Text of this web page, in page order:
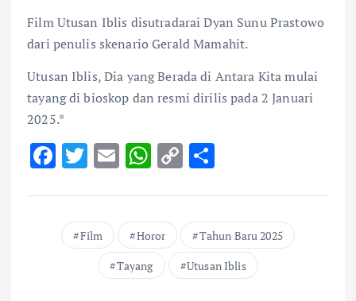
Film Utusan Iblis disutradarai Dyan Sunu Prastowo
dari penulis skenario Gerald Mamahit.
Utusan Iblis, Dia yang Berada di Antara Kita mulai
tayang di bioskop dan resmi dirilis pada 2 Januari
2025.*
F
e
b
o
T
it
te
r
E
ai
l
W
at
s
A
p
C
p
y
Li
n
ar
e
Film Horor
Tahun Baru 2025
Tayang
Utusan Iblis